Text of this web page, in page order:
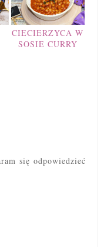
CIECIERZYCA W
SOSIE CURRY
się odpowiedzieć